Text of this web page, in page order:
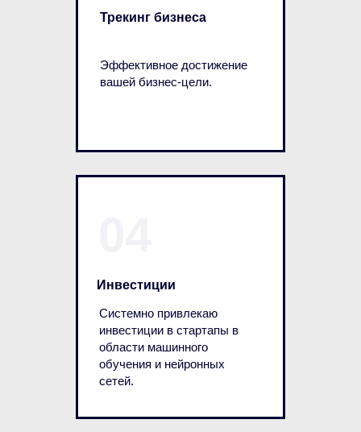
Трекинг бизнеса
Инвестиции
Эффективное достижение
вашей бизнес-цели.
Системно привлекаю
инвестиции в стартапы в
области машинного
обучения и нейронных
сетей.